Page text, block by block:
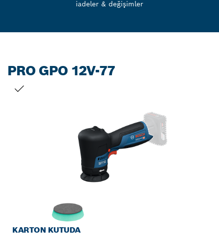
iadeler & değişimler
PRO GPO 12V-77
KARTON KUTUDA